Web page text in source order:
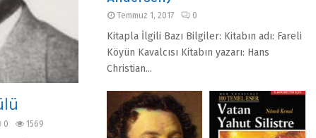
0 1569
Temmuz 1, 2017 0
Kitapla İlgili Bazı Bilgiler: Kitabın adı: Fareli
Köyün Kavalcısı Kitabın yazarı: Hans
Christian...